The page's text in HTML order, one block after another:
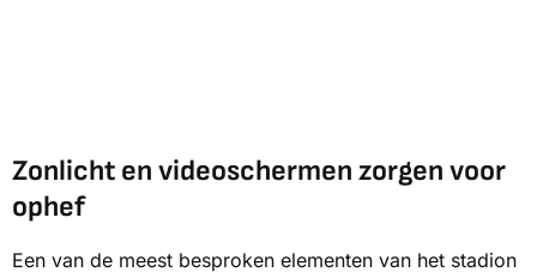
Zonlicht en videoschermen zorgen voor
ophef
Een van de meest besproken elementen van het stadion